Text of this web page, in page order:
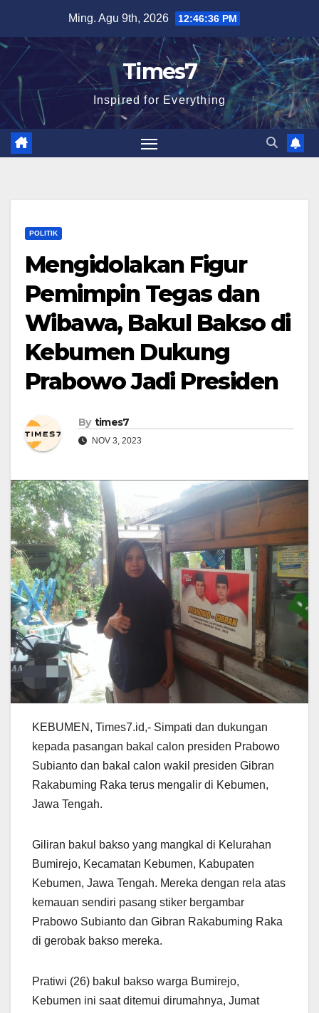
content
Ming. Agu 9th, 2026 12:46:37 PM
Times7
Inspired for Everything
POLITIK
Mengidolakan Figur
Pemimpin Tegas dan
Wibawa, Bakul Bakso di
Kebumen Dukung
Prabowo Jadi Presiden
By times7
NOV 3, 2023
KEBUMEN, Times7.id,- Simpati dan dukungan
kepada pasangan bakal calon presiden Prabowo
Subianto dan bakal calon wakil presiden Gibran
Rakabuming Raka terus mengalir di Kebumen,
Jawa Tengah.
Giliran bakul bakso yang mangkal di Kelurahan
Bumirejo, Kecamatan Kebumen, Kabupaten
Kebumen, Jawa Tengah. Mereka dengan rela atas
kemauan sendiri pasang stiker bergambar
Prabowo Subianto dan Gibran Rakabuming Raka
di gerobak bakso mereka.
Pratiwi (26) bakul bakso warga Bumirejo,
Kebumen ini saat ditemui dirumahnya, Jumat